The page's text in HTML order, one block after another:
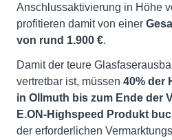
Anschlussaktivierung in Höhe
profitieren damit von einer
von rund 1.900 €.
Damit der teure
vertretbar ist, müssen 40% der
in Ollmuth bis zum Ende der
E.ON-Highspeed Produkt
der erforderlichen